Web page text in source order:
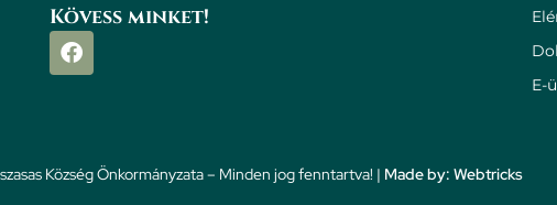
Kövess minket!
E-
Község Önkormányzata – Minden jog fenntartva! | Made by: Webtricks